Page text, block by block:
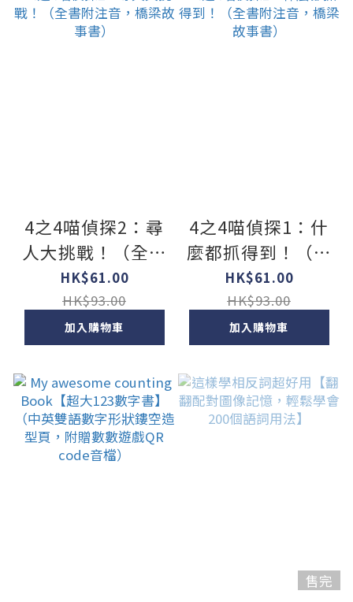
4之4喵偵探2：尋
人大挑戰！（全書
附注音，橋梁故事
書）
HK$61.00
HK$93.00
加入購物車
4之4喵偵探1：什
麼都抓得到！（全
書附注音，橋梁故
事書）
HK$61.00
HK$93.00
加入購物車
售完